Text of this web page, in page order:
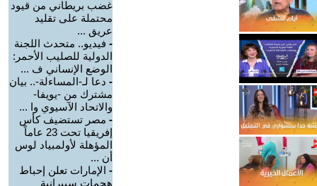
غضب بريطاني من قيود
محتملة على تقليد
عريق ...
- فيديو.. متحدث اللجنة
الدولية للصليب الأحمر:
الوضع الإنساني ف ...
- دعا لـ-المساءلة-.. بيان
مشترك من -يويفا-
والاتحاد الآسيوي وا ...
- مصر تستضيف كأس
إفريقيا تحت 23 عاماً
المؤهلة لأولمبياد لوس
أن ...
- الإمارات تعلن إحباط
هجمات سيبرانية